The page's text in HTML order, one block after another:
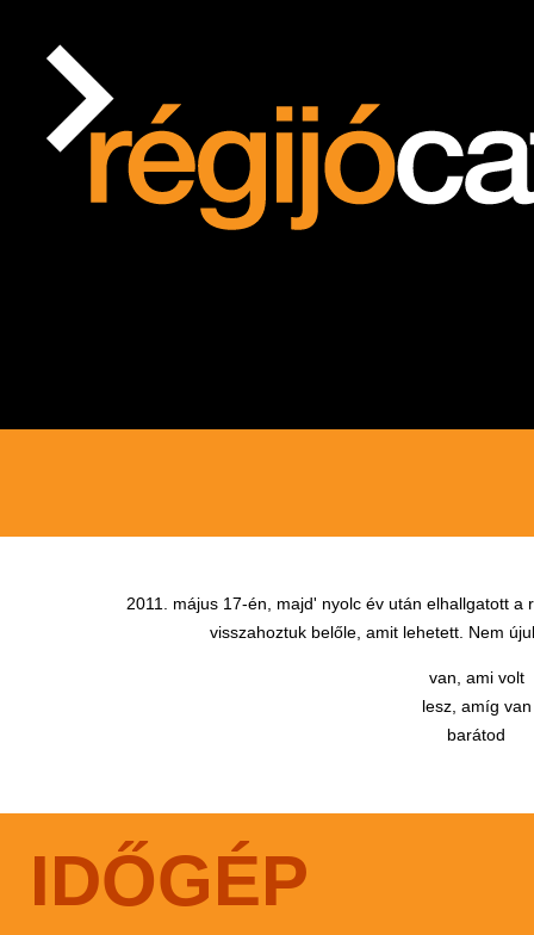
2011. május 17-én, majd' nyolc év után elhallgatott
visszahoztuk belőle, amit lehetett. Nem
van, ami volt
lesz, amíg van
barátod
IDŐGÉP